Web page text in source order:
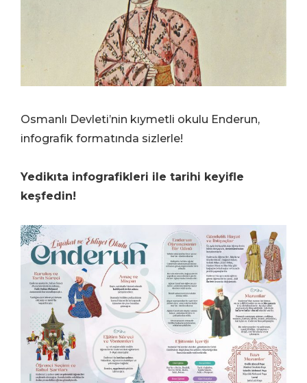
Osmanlı Devleti’nin kıymetli okulu Enderun,
infografik formatında sizlerle!
Yedikıta infografikleri ile tarihi keyifle
keşfedin!